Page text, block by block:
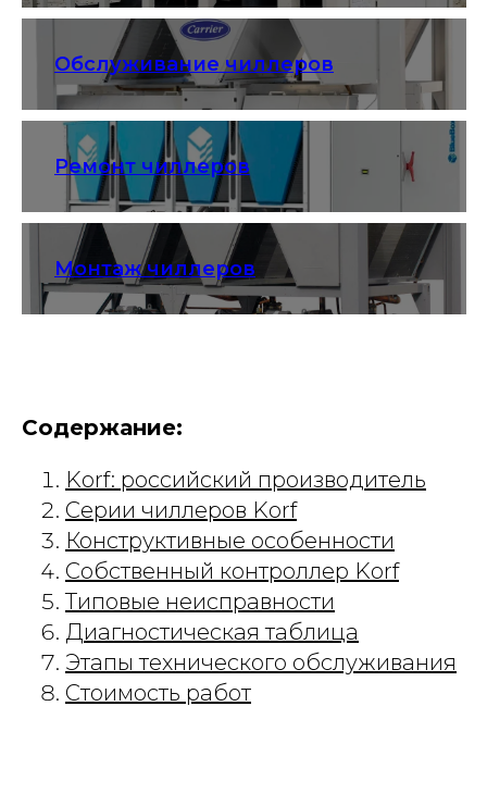
Обслуживание чиллеров
Ремонт чиллеров
Монтаж чиллеров
Содержание:
Korf: российский производитель
Серии чиллеров Korf
Конструктивные особенности
Собственный контроллер Korf
Типовые неисправности
Диагностическая таблица
Этапы технического обслуживания
Стоимость работ